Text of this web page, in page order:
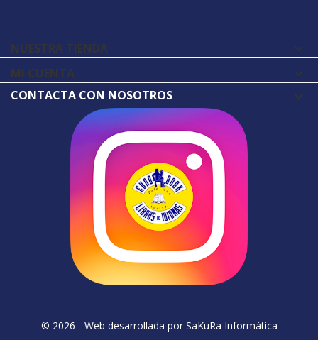
NUESTRA TIENDA 
MI CUENTA 
CONTACTA CON NOSOTROS
© 2026 - Web desarrollada por SaKuRa Informática